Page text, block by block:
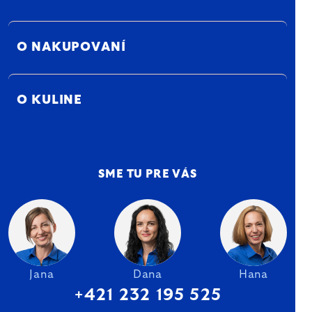
O NAKUPOVANÍ
O KULINE
SME TU PRE VÁS
Jana Dana Hana
+421 232 195 525